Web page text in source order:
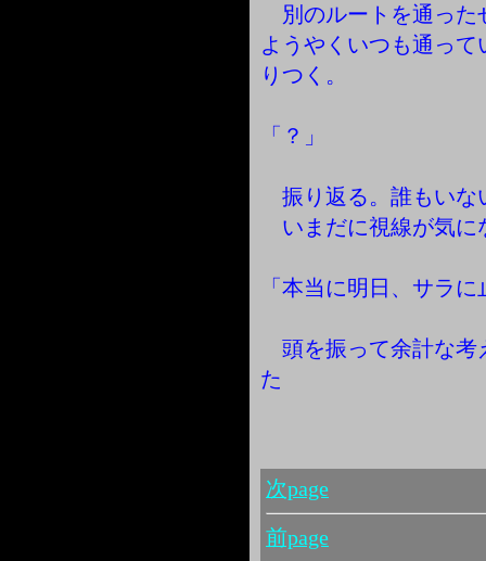
別のルートを通った
ようやくいつも通っ
りつく。
「？」
振り返る。誰もいな
いまだに視線が気に
「本当に明日、サラ
頭を振って余計な考
た
次page
前page